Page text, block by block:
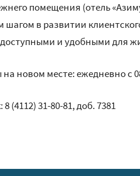
помещения (отель
в развитии
и удобными для
новом месте: ежедневно с
(4112) 31-80-81, доб. 7381